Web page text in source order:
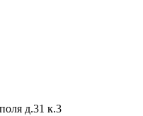
д.31 к.3